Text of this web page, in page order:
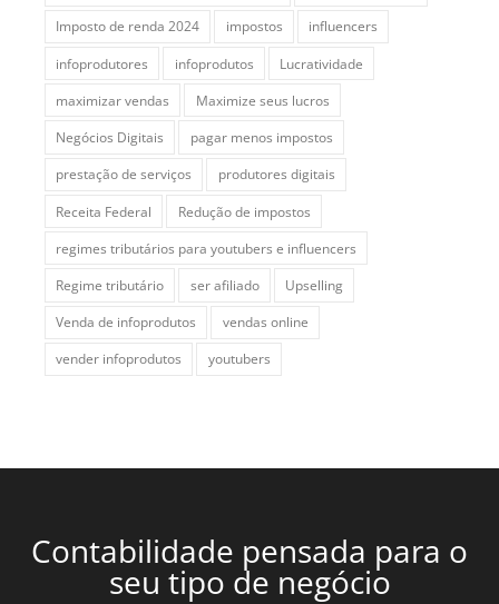
Imposto de renda 2024
impostos
influencers
infoprodutores
infoprodutos
Lucratividade
maximizar vendas
Maximize seus lucros
Negócios Digitais
pagar menos impostos
prestação de serviços
produtores digitais
Receita Federal
Redução de impostos
regimes tributários para youtubers e influencers
Regime tributário
ser afiliado
Upselling
Venda de infoprodutos
vendas online
vender infoprodutos
youtubers
Contabilidade pensada para o
seu tipo de negócio